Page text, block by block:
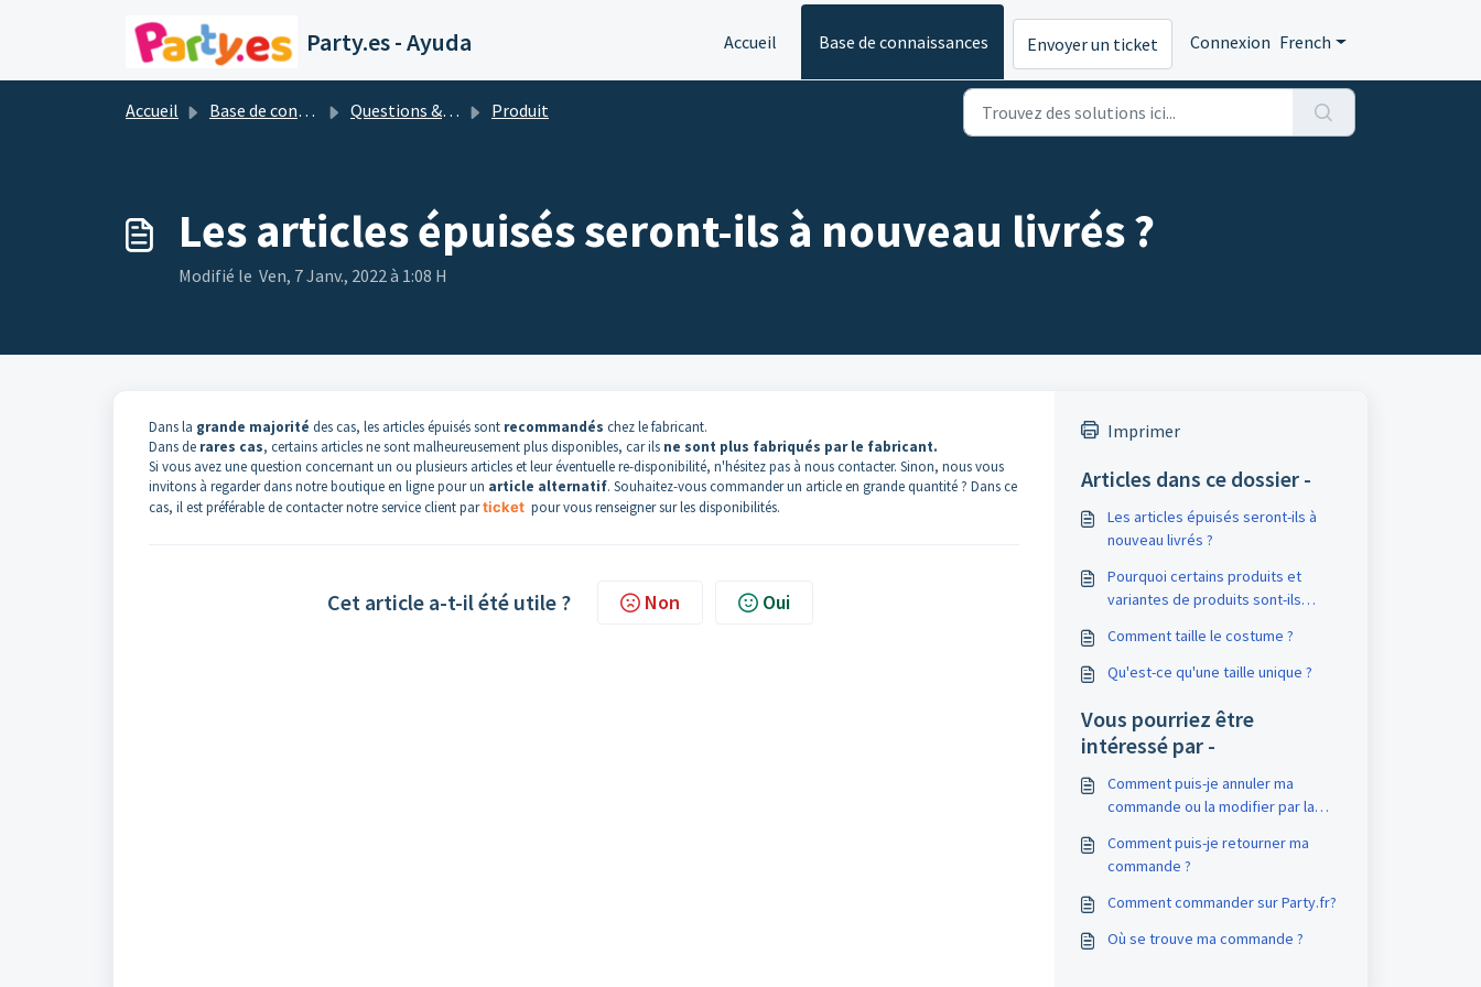
Party.es - Ayuda Accueil Base de connaissances Envoyer un ticket Connexion French
Accueil Base de connaissances Questions & réponses les plus importantes Produit
Les articles épuisés seront-ils à nouveau livrés ?
Modifié le Ven, 7 Janv., 2022 à 1:08 H
Dans la grande majorité des cas, les articles épuisés sont recommandés chez le fabricant.
Dans de rares cas, certains articles ne sont malheureusement plus disponibles, car ils ne sont plus fabriqués par le fabricant.
Si vous avez une question concernant un ou plusieurs articles et leur éventuelle re-disponibilité, n'hésitez pas à nous contacter. Sinon, nous vous
invitons à regarder dans notre boutique en ligne pour un article alternatif. Souhaitez-vous commander un article en grande quantité ? Dans ce
cas, il est préférable de contacter notre service client particket pour vous renseigner sur les disponibilités.
Cet article a-t-il été utile ? Non Oui
Imprimer
Articles dans ce dossier -
Les articles épuisés seront-ils à
nouveau livrés ?
Pourquoi certains produits et
variantes de produits sont-ils
d'autres non ?
Comment taille le costume ?
Qu'est-ce qu'une taille unique ?
Vous pourriez être
intéressé par -
Comment puis-je annuler ma
commande ou la modifier par la
Comment puis-je retourner ma
commande ?
Comment commander sur Party.fr?
Où se trouve ma commande ?